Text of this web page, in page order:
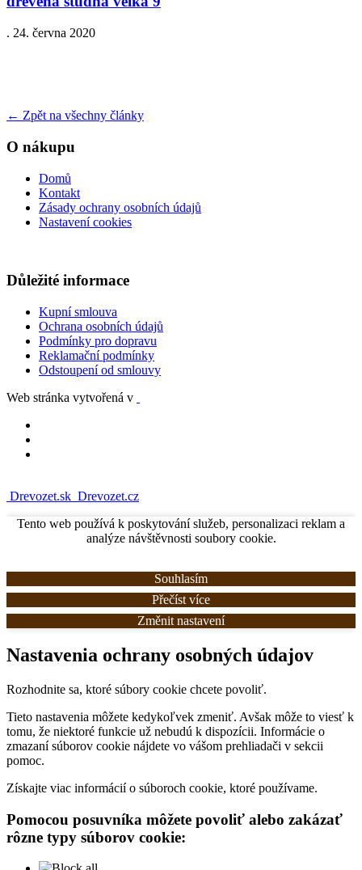
. 24. června 2020
← Zpět na všechny články
O nákupu
Domů
Kontakt
Zásady ochrany osobních údajů
Nastavení cookies
Důležité informace
Kupní smlouva
Ochrana osobních údajů
Podmínky pro dopravu
Reklamační podmínky
Odstoupení od smlouvy
Web stránka vytvořená v
Drevozet.sk Drevozet.cz
Tento web používá k poskytování služeb, personalizaci reklam a
analýze návštěvnosti soubory cookie.
Souhlasím
Přečíst více
Změnit nastavení
Nastavenia ochrany osobných údajov
Rozhodnite sa, ktoré súbory cookie chcete povoliť.
Tieto nastavenia môžete kedykoľvek zmeniť. Avšak môže to viesť k
tomu, že niektoré funkcie už nebudú k dispozícii. Informácie o
zmazaní súborov cookie nájdete vo vášom prehliadači v sekcii
pomoc.
Získajte viac informácií o súboroch cookie, ktoré používame.
Pomocou posuvníka môžete povoliť alebo zakázať
rôzne typy súborov cookie: